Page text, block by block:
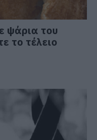
ψάρια του
το τέλειο